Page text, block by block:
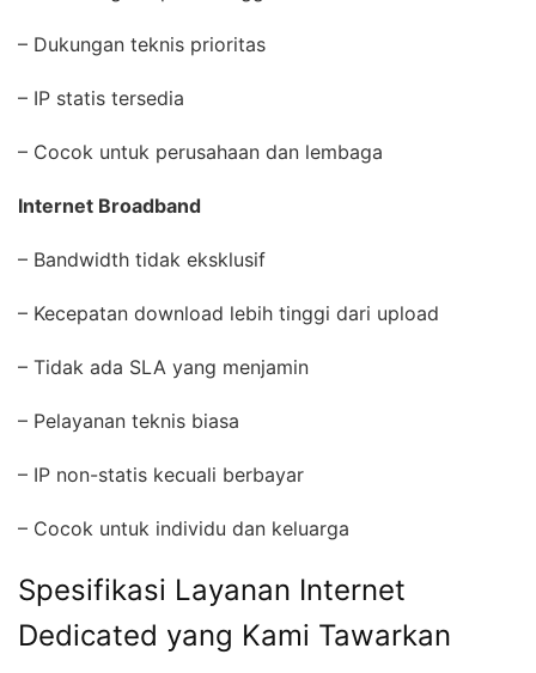
– Dukungan teknis prioritas
– IP statis tersedia
– Cocok untuk perusahaan dan lembaga
Internet Broadband
– Bandwidth tidak eksklusif
– Kecepatan download lebih tinggi dari upload
– Tidak ada SLA yang menjamin
– Pelayanan teknis biasa
– IP non-statis kecuali berbayar
– Cocok untuk individu dan keluarga
Spesifikasi Layanan Internet
Dedicated yang Kami Tawarkan